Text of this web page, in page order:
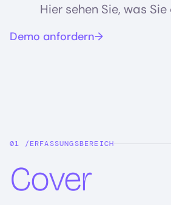
Hier sehen Sie, was
Demo anfordern
ERFASSUNGSBEREICH
Cover